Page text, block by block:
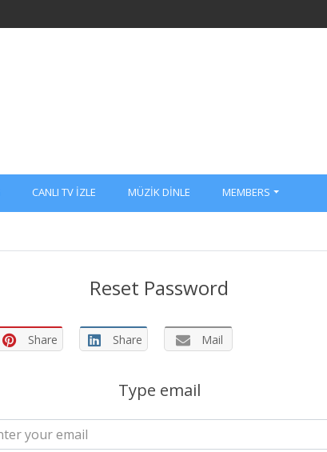
CANLI TV İZLE MÜZIK DINLE MEMBERS
Reset Password
Share Share Mail
Type email